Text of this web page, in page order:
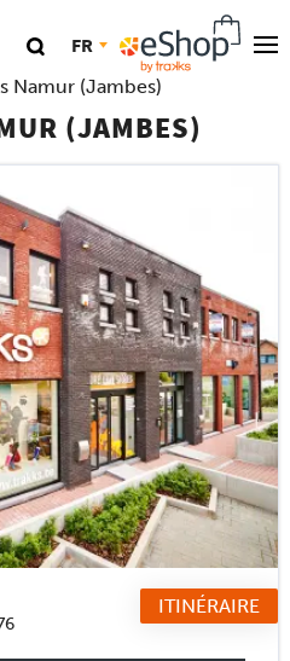
FR
Namur (Jambes)
(JAMBES)
ITINÉRAIRE